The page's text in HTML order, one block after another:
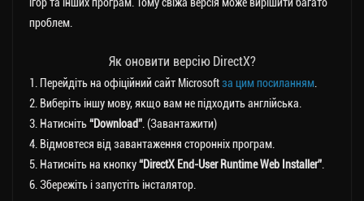
проблем.
Як оновити версію DirectX?
1. Перейдіть на офіційний сайт Microsoftза цим посиланням
2. Виберіть іншу мову, якщо вам не підходить англійська.
3. Натисніть“Download” . (Завантажити)
4. Відмовтеся від завантаження сторонніх програм.
5. Натисніть на кнопку“DirectX End-User Runtime Web Installer”
6. Збережіть і запустіть інсталятор.